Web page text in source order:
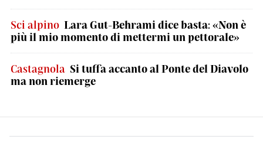
Sci alpino Lara Gut-Behrami dice basta: «Non è
più il mio momento di mettermi un pettorale»
Castagnola Si tuffa accanto al Ponte del Diavolo
ma non riemerge